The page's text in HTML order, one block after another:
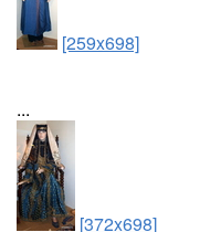
[259x698]
...
[372x698]